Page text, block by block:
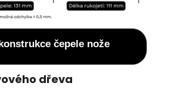
čepele nože
dřeva